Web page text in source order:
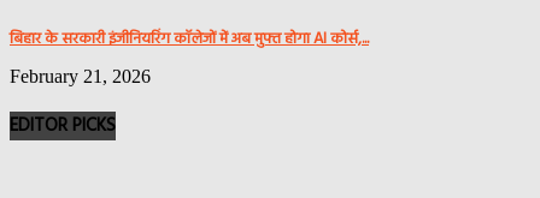
बिहार के सरकारी इंजीनियरिंग कॉलेजों में अब मुफ्त होगा AI कोर्स,...
February 21, 2026
EDITOR PICKS